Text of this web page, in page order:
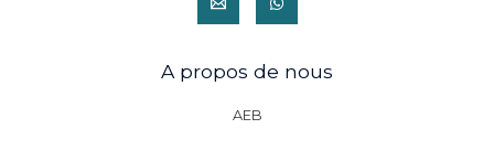
A propos de nous
AEB